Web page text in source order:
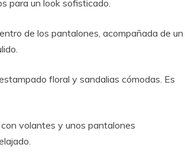
para un look sofisticado.
de los pantalones, acompañada de un
floral y sandalias cómodas. Es
volantes y unos pantalones